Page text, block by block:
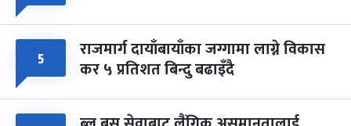
५ राजमार्ग दायाँबायाँका जग्गामा लाग्ने विकास
कर ५ प्रतिशत बिन्दु बढाइँदै